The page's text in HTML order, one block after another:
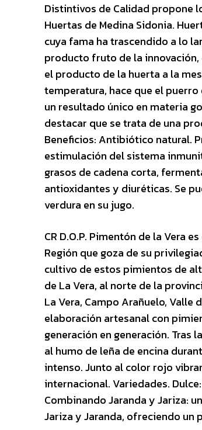
Distintivos de Calidad propone
Huertas de Medina Sidonia.
cuya fama ha trascendido a lo
producto fruto de la
el producto de la huerta a la
temperatura, hace que el
un resultado único en materia
destacar que se trata de una
Beneficios: Antibiótico natural.
estimulación del sistema
grasos de cadena corta,
antioxidantes y diuréticas. Se
verdura en su jugo.
CR D.O.P. Pimentón de la Vera
Región que goza de su
cultivo de estos pimientos de
de La Vera, al norte de la
La Vera, Campo Arañuelo,
elaboración artesanal con
generación en generación.
al humo de leña de encina
intenso. Junto al color rojo
internacional. Variedades.
Combinando Jaranda y Jariza:
Jariza y Jaranda, ofreciendo un